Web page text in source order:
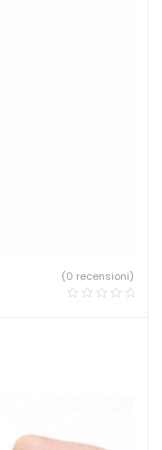
(0 recensioni)